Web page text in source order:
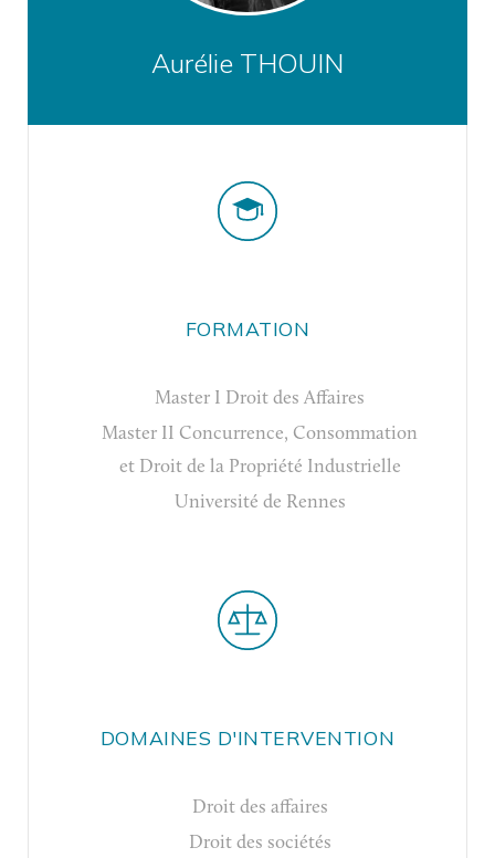
Aurélie THOUIN
FORMATION
Master I Droit des Affaires
Master II Concurrence, Consommation
et Droit de la Propriété Industrielle
Université de Rennes
DOMAINES D'INTERVENTION
Droit des affaires
Droit des sociétés